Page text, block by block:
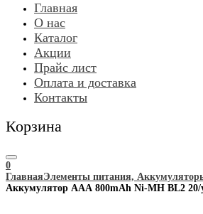
Главная
О нас
Каталог
Акции
Прайс лист
Оплата и доставка
Контакты
Корзина
0
ГлавнаяЭлементы питания,
Аккумулятор ААА 800mAh Ni-MH BL2 20/